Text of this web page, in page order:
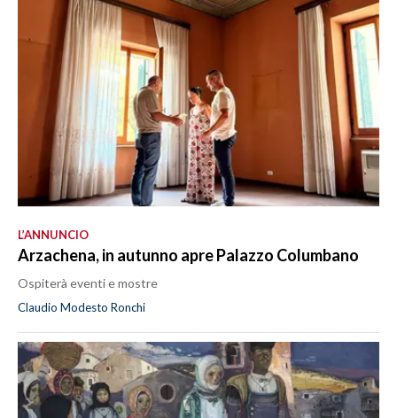
L’ANNUNCIO
Arzachena, in autunno apre Palazzo Columbano
Ospiterà eventi e mostre
Claudio Modesto Ronchi